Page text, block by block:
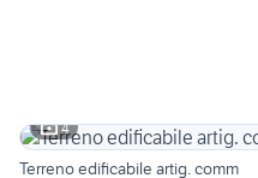
4
Terreno edificabile artig. comm